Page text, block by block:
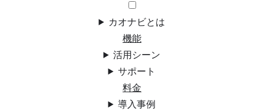
カオナビとは
機能
活用シーン
サポート
料金
導入事例